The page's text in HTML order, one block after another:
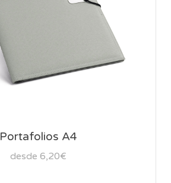
Portafolios A4
desde 6,20€